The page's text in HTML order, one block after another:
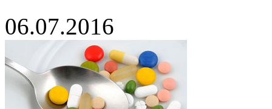
06.07.2016